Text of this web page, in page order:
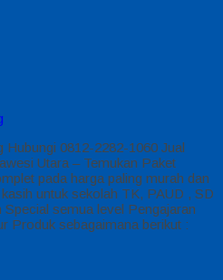
Hubungi 0812-2282-1060 Jual
Utara – Temukan Paket
pada harga paling murah dan
untuk sekolah TK, PAUD , SD
semua level Pengajaran
Produk sebagaimana berikut :